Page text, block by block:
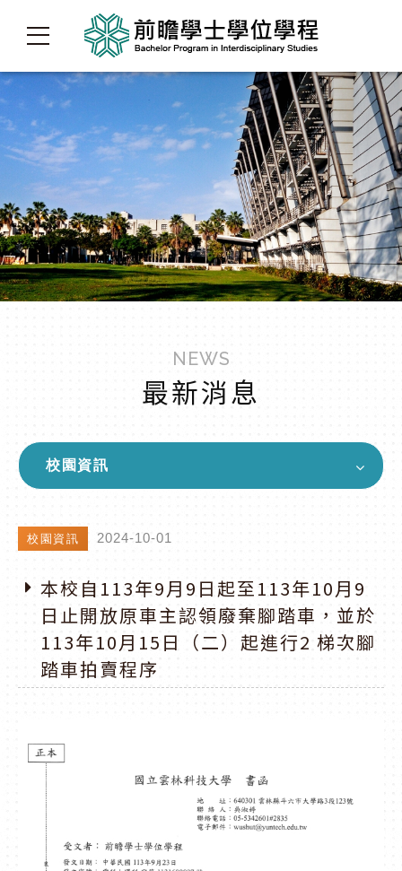
NEWS
最新消息
校園資訊
校園資訊 2024-10-01
本校自113年9月9日起至113年10月9
日止開放原車主認領廢棄腳踏車，並於
113年10月15日（二）起進行2 梯次腳
踏車拍賣程序